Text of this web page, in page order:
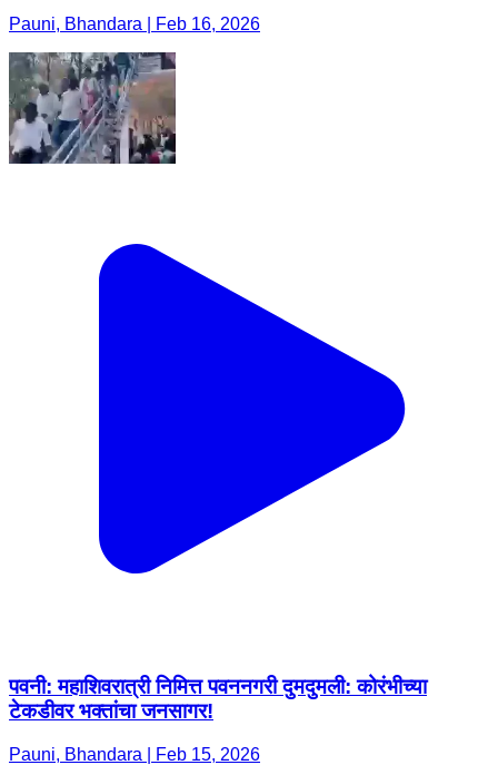
Pauni, Bhandara | Feb 16, 2026
पवनी: महाशिवरात्री निमित्त पवननगरी दुमदुमली: कोरंभीच्या
टेकडीवर भक्तांचा जनसागर!
Pauni, Bhandara | Feb 15, 2026